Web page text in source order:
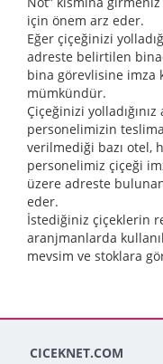
için önem arz eder.
Eğer çiçeğinizi
adreste belirtilen
bina görevlisine imza
mümkündür.
Çiçeğinizi
personelimizin
verilmediği bazı otel,
personelimiz çiçeği
üzere adreste
eder.
İstediğiniz çiçeklerin
aranjmanlarda
mevsim ve stoklara
CICEKNET.COM